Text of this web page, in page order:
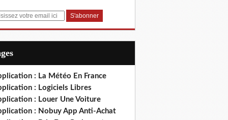
: La Météo En France
: Logiciels Libres
: Louer Une Voiture
: Nobuy App Anti-Achat